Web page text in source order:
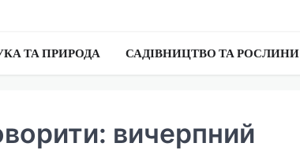
ТА ПРИРОДА САДІВНИЦТВО ТА РОСЛИНИ
вичерпний